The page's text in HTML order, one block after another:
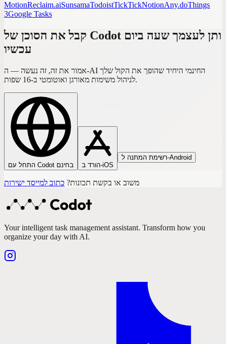
MotionReclaim.aiSunsamaTodoistTickTickNotionAny.doThings
3Google Tasks
קבל את הסוכן של Codot ותן לעצמך שעה ביום
עכשיו
אמור את זה, זה נעשה — ה-AI החינמי היחיד שהופך את הקול שלך
לניהול משימות מאורגן ואוטומטי ב-16 שפות.
התחל עם Codot בחינם הורד ב-iOS
רשימת המתנה ל-Android
משוב או בקשת תכונות? כתוב למייסד ישירות
Your intelligent task management assistant. Transform how you
organize your day with AI.